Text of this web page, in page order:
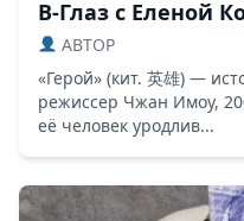
В-Глаз с Еленой
ABTOP
«Герой» (кит. 英雄) —
режиссер Чжан Имоу,
её человек уродлив...